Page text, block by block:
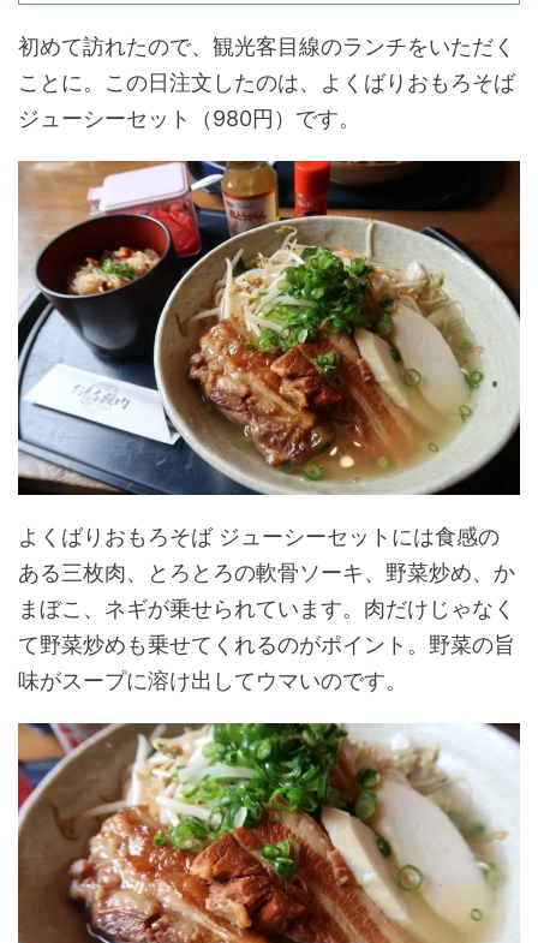
初めて訪れたので、観光客目線のランチをいただく
ことに。この日注文したのは、よくばりおもろそば
ジューシーセット（980円）です。
よくばりおもろそば ジューシーセットには食感の
ある三枚肉、とろとろの軟骨ソーキ、野菜炒め、か
まぼこ、ネギが乗せられています。肉だけじゃなく
て野菜炒めも乗せてくれるのがポイント。野菜の旨
味がスープに溶け出してウマいのです。